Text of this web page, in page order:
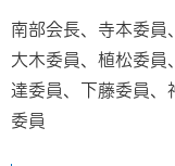
南部会長、寺本委員
大木委員、植松委員
達委員、下藤委員、
委員